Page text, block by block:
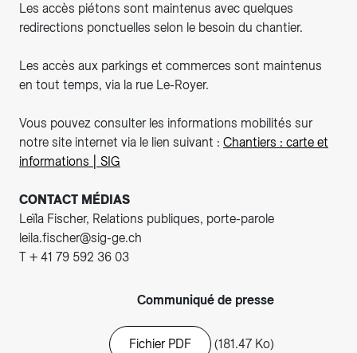
Les accès piétons sont maintenus avec quelques
redirections ponctuelles selon le besoin du chantier.
Les accès aux parkings et commerces sont maintenus
en tout temps, via la rue Le-Royer.
Vous pouvez consulter les informations mobilités sur
notre site internet via le lien suivant : Chantiers : carte et
informations | SIG
CONTACT MÉDIAS
Leïla Fischer, Relations publiques, porte-parole
leila.fischer@sig-ge.ch
T + 41 79 592 36 03
Communiqué de presse
Fichier PDF (181.47 Ko)